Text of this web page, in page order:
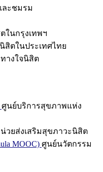
ละชมรม
ในกรุงเทพฯ
สิตในประเทศไทย
างใจนิสิต
ศูนย์บริการสุขภาพแห่ง
วยส่งเสริมสุขภาวะนิสิต
MOOC) ศูนย์นวัตกรรม